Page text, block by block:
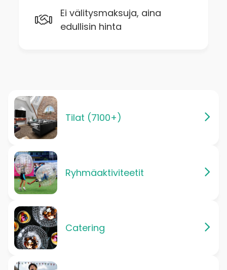
Ei välitysmaksuja, aina
edullisin hinta
Tilat (7100+)
Ryhmäaktiviteetit
Catering